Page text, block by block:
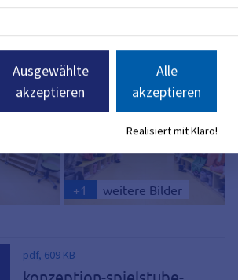
+1 weitere Bilder
pdf, 609 KB
Ausgewählte
akzeptieren
Alle
akzeptieren
Realisiert mit Klaro!